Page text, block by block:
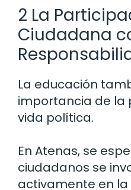
2 La
Ciudadana
La educación
importancia de la
vida política.
En Atenas, se
ciudadanos se
activamente en